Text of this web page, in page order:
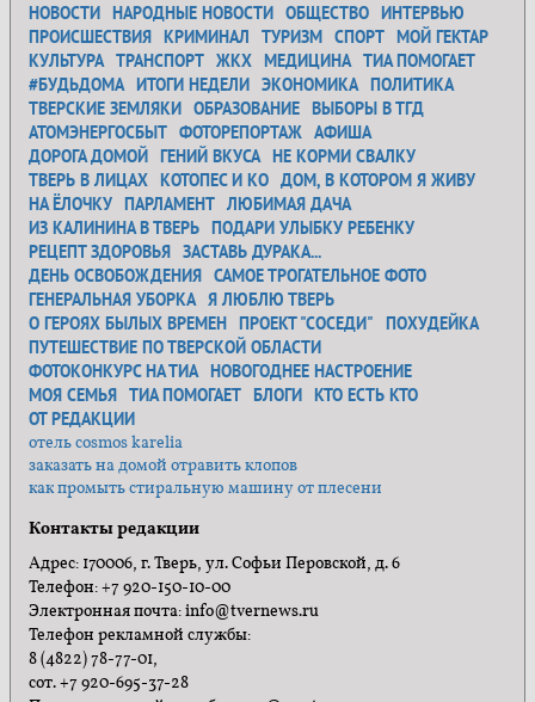
НОВОСТИ НАРОДНЫЕ НОВОСТИ ОБЩЕСТВО ИНТЕРВЬЮ
ПРОИСШЕСТВИЯ КРИМИНАЛ ТУРИЗМ СПОРТ МОЙ ГЕКТАР
КУЛЬТУРА ТРАНСПОРТ ЖКХ МЕДИЦИНА ТИА ПОМОГАЕТ
#БУДЬДОМА ИТОГИ НЕДЕЛИ ЭКОНОМИКА ПОЛИТИКА
ТВЕРСКИЕ ЗЕМЛЯКИ ОБРАЗОВАНИЕ ВЫБОРЫ В ТГД
АТОМЭНЕРГОСБЫТ ФОТОРЕПОРТАЖ АФИША
ДОРОГА ДОМОЙ ГЕНИЙ ВКУСА НЕ КОРМИ СВАЛКУ
ТВЕРЬ В ЛИЦАХ КОТОПЕС И КО ДОМ, В КОТОРОМ Я ЖИВУ
НА ЁЛОЧКУ ПАРЛАМЕНТ ЛЮБИМАЯ ДАЧА
ИЗ КАЛИНИНА В ТВЕРЬ ПОДАРИ УЛЫБКУ РЕБЕНКУ
РЕЦЕПТ ЗДОРОВЬЯ ЗАСТАВЬ ДУРАКА...
ДЕНЬ ОСВОБОЖДЕНИЯ САМОЕ ТРОГАТЕЛЬНОЕ ФОТО
ГЕНЕРАЛЬНАЯ УБОРКА Я ЛЮБЛЮ ТВЕРЬ
О ГЕРОЯХ БЫЛЫХ ВРЕМЕН ПРОЕКТ "СОСЕДИ"
ПОХУДЕЙКА
ПУТЕШЕСТВИЕ ПО ТВЕРСКОЙ ОБЛАСТИ
ФОТОКОНКУРС НА ТИА НОВОГОДНЕЕ НАСТРОЕНИЕ
МОЯ СЕМЬЯ ТИА ПОМОГАЕТ БЛОГИ КТО ЕСТЬ КТО
ОТ РЕДАКЦИИ
отель cosmos karelia
заказать на домой отравить клопов
как промыть стиральную машину от плесени
Контакты редакции
Адрес: 170006, г. Тверь, ул. Софьи Перовской, д. 6
Телефон: +7 920-150-10-00
Электронная почта: info@tvernews.ru
Телефон рекламной службы:
8 (4822) 78-77-01,
сот. +7 920-695-37-28